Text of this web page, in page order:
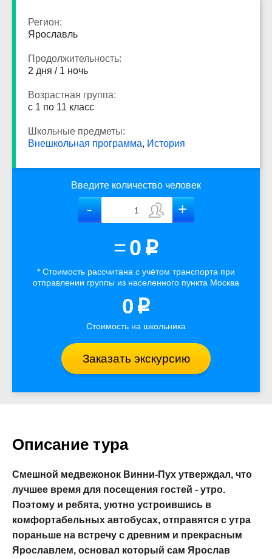
Регион:
Ярославль
Продолжительность:
2 дня / 1 ночь
Возрастная группа:
с 1 по 11 класс
Школьные предметы:
Внешкольная программа, История
Введите количество человек
=0 p
* Стоимость рассчитана с учётом транспорта при
отправлении группы из населенного пункта Москва
0 p
Стоимость на школьника
Заказать экскурсию
Описание тура
Смешной медвежонок Винни-Пух утверждал, что
лучшее время для посещения гостей - утро.
Поэтому и ребята, уютно устроившись в
комфортабельных автобусах, отправятся с утра
пораньше на встречу с древним и прекрасным
Ярославлем, основал который сам Ярослав